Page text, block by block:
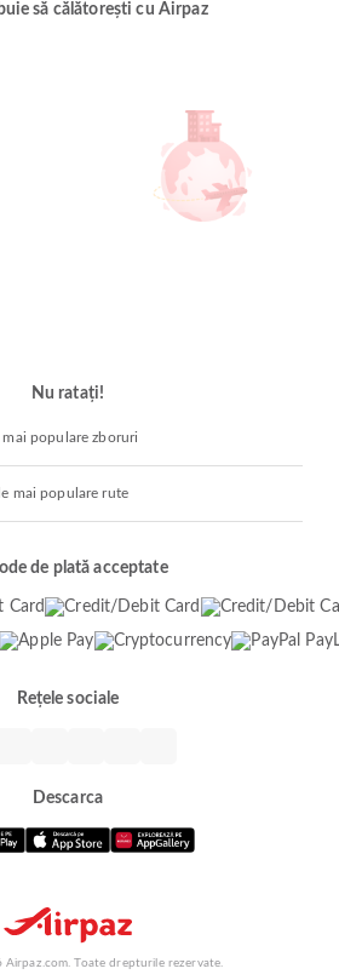
să călătorești cu Airpaz
Nu ratați!
mai populare zboruri
mai populare rute
de plată acceptate
Rețele sociale
Descarca
Toate drepturile rezervate.